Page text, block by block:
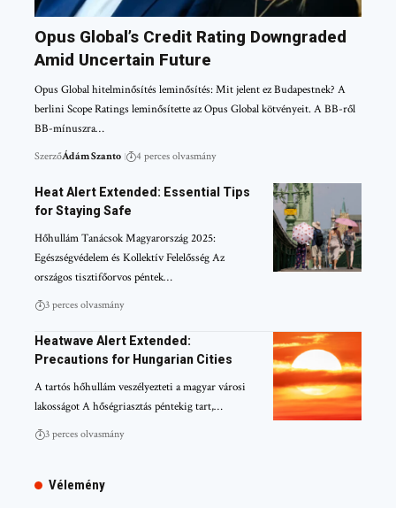
Opus Global’s Credit Rating Downgraded
Amid Uncertain Future
Opus Global hitelminősítés leminősítés: Mit jelent ez Budapestnek? A
berlini Scope Ratings leminősítette az Opus Global kötvényeit. A BB-ről
BB-mínuszra…
SzerzőÁdám Szanto 4 perces olvasmány
Heat Alert Extended: Essential Tips
for Staying Safe
Hőhullám Tanácsok Magyarország 2025:
Egészségvédelem és Kollektív Felelősség Az
országos tisztifőorvos péntek…
3 perces olvasmány
Heatwave Alert Extended:
Precautions for Hungarian Cities
A tartós hőhullám veszélyezteti a magyar városi
lakosságot A hőségriasztás péntekig tart,…
3 perces olvasmány
Vélemény